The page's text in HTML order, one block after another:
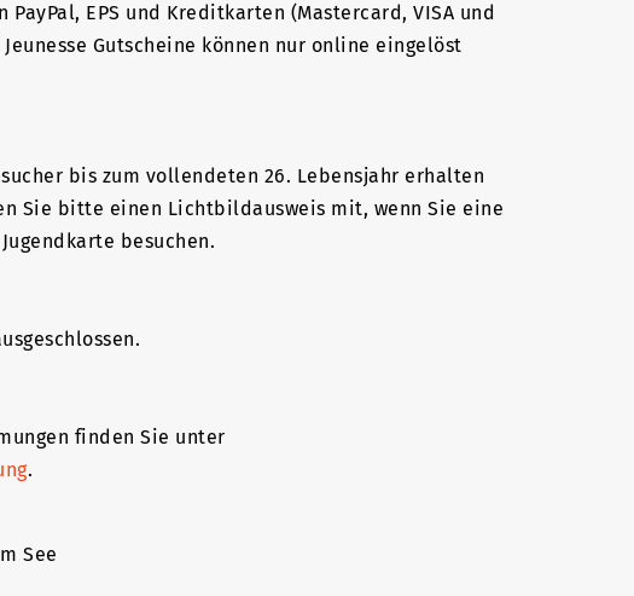
EPS und Kreditkarten (Mastercard, VISA und
Gutscheine können nur online eingelöst
bis zum vollendeten 26. Lebensjahr erhalten
Sie bitte einen Lichtbildausweis mit, wenn Sie eine
besuchen.
finden Sie unter
.
See